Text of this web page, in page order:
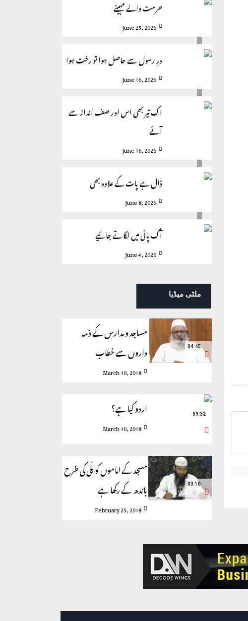
حرمت والے مہینے
June 25, 2026
درِ رسول سے حاصل ہوا تو رخت ہوا
June 16, 2026
اک تیر بھی اس اور صف انداز سے
آئے
June 16, 2026
ڈال ہے پات کے علاوہ بھی
June 8, 2026
آگ پانی میں لگاتے جائیے
June 4, 2026
ملٹی میڈیا
مساجد و مدارس کے ذمہ
داروں سے خطاب
March 10, 2018
04:45
اردو کیا ہے؟
March 10, 2018
09:32
مسجد کے اماموں کو بلّی کی طرح
باندھ کے رکھا ہے
February 25, 2018
03:10